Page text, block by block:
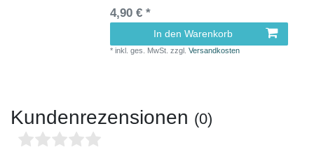
4,90 € *
In den Warenkorb
*inkl. ges. MwSt. zzgl.Versandkosten
Kundenrezensionen (0)